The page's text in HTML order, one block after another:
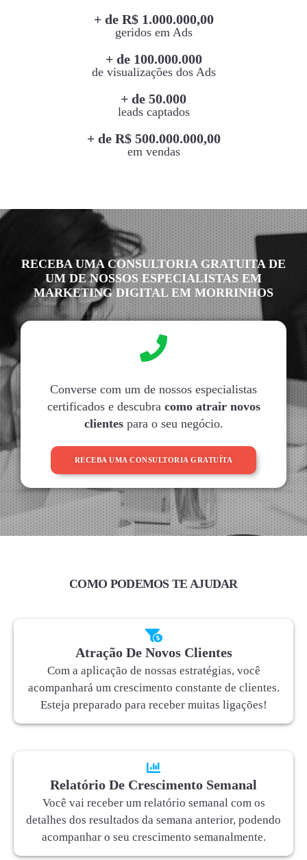
+ de R$ 1.000.000,00
geridos em Ads
+ de 100.000.000
de visualizações dos Ads
+ de 50.000
leads captados
+ de R$ 500.000.000,00
em vendas
RECEBA UMA CONSULTORIA GRATUITA DE
UM DE NOSSOS ESPECIALISTAS EM
MARKETING DIGITAL EM MORRINHOS
Converse com um de nossos especialistas
certificados e descubra como atrair novos
clientespara o seu negócio.
RECEBA UMA CONSULTORIA GRATUÍTA
COMO PODEMOS TE AJUDAR
Atração De Novos Clientes
Com a aplicação de nossas estratégias, você
acompanhará um crescimento constante de clientes.
Esteja preparado para receber muitas ligações!
Relatório De Crescimento Semanal
Você vai receber um relatório semanal com os
detalhes dos resultados da semana anterior, podendo
acompanhar o seu crescimento semanalmente.